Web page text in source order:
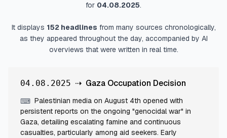
for 04.08.2025.
It displays 152headlines from many sources chronologically,
as they appeared throughout the day, accompanied by AI
overviews that were written in real time.
04.08.2025 ⇢ Gaza Occupation Decision
⌨ Palestinian media on August 4th opened with
persistent reports on the ongoing "genocidal war" in
Gaza, detailing escalating famine and continuous
casualties, particularly among aid seekers. Early